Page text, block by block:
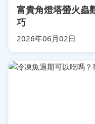
富貴角燈塔螢火蟲
巧
2026年06月02日